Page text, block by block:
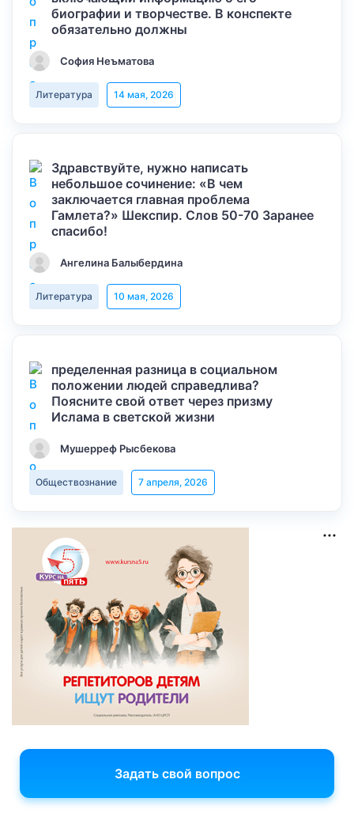
биографии и творчестве. В конспекте
обязательно должны
София Неъматова
Литература 14 мая, 2026
Здравствуйте, нужно написать
небольшое сочинение: «В чем
заключается главная проблема
Гамлета?» Шекспир. Слов 50-70 Заранее
спасибо!
Ангелина Балыбердина
Литература 10 мая, 2026
пределенная разница в социальном
положении людей справедлива?
Поясните свой ответ через призму
Ислама в светской жизни
Мушерреф Рысбекова
Обществознание 7 апреля, 2026
Задать свой вопрос